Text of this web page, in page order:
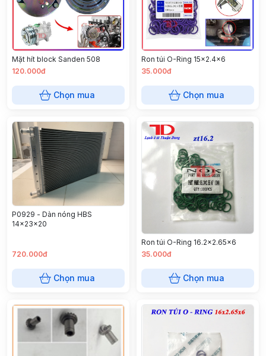
Mặt hít block Sanden 508
120.000đ
Chọn mua
Ron túi O-Ring 15x2.4x6
35.000đ
Chọn mua
P0929 - Dàn nóng HBS
14x23x20
720.000đ
Chọn mua
Ron túi O-Ring 16.2x2.65x6
35.000đ
Chọn mua